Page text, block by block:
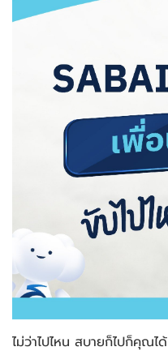
ไม่ว่าไปไหน สบายก็ไปก็คุณได้